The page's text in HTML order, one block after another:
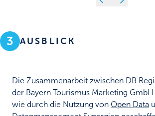
3 AUSBLICK
Die Zusammenarbeit zwischen DB
der Bayern Tourismus Marketing GmbH
wie durch die Nutzung von Open Data